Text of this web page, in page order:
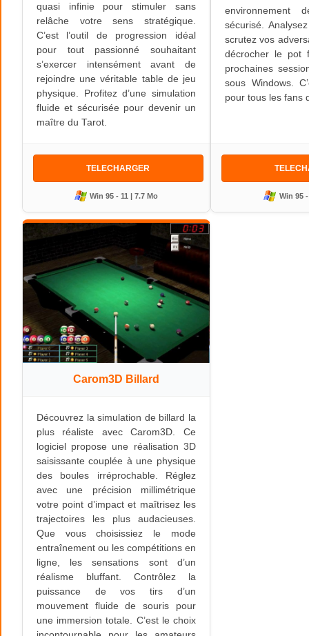
quasi infinie pour stimuler sans
relâche votre sens stratégique.
C’est l’outil de progression idéal
pour tout passionné souhaitant
s’exercer intensément avant de
rejoindre une véritable table de jeu
physique. Profitez d’une simulation
fluide et sécurisée pour devenir un
maître du Tarot.
TELECHARGER
Win 95 - 11 | 7.7 Mo
sécurisé.
scrutez vos
décrocher le pot
prochaines
sous Windows.
pour tous les fans
Win 95
Carom3D Billard
Découvrez la simulation de billard la
plus réaliste avec Carom3D. Ce
logiciel propose une réalisation 3D
saisissante couplée à une physique
des boules irréprochable. Réglez
avec une précision millimétrique
votre point d’impact et maîtrisez les
trajectoires les plus audacieuses.
Que vous choisissiez le mode
entraînement ou les compétitions en
ligne, les sensations sont d’un
réalisme bluffant. Contrôlez la
puissance de vos tirs d’un
mouvement fluide de souris pour
une immersion totale. C’est le choix